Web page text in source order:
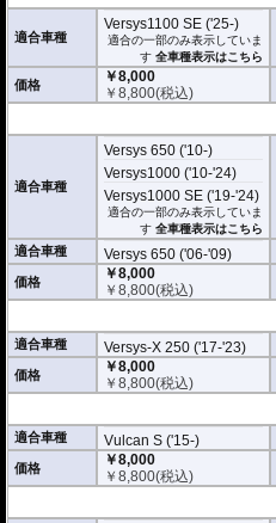
適合車種
Versys1100 SE ('25-)
適合の一部のみ表示していま
す全車種表示はこちら
価格
￥8,000
￥8,800(税込)
適合車種
Versys 650 ('10-)
Versys1000 ('10-'24)
Versys1000 SE ('19-'24)
適合の一部のみ表示していま
す全車種表示はこちら
適合車種 Versys 650 ('06-'09)
価格
￥8,000
￥8,800(税込)
適合車種 Versys-X 250 ('17-'23)
価格
￥8,000
￥8,800(税込)
適合車種 Vulcan S ('15-)
価格
￥8,000
￥8,800(税込)